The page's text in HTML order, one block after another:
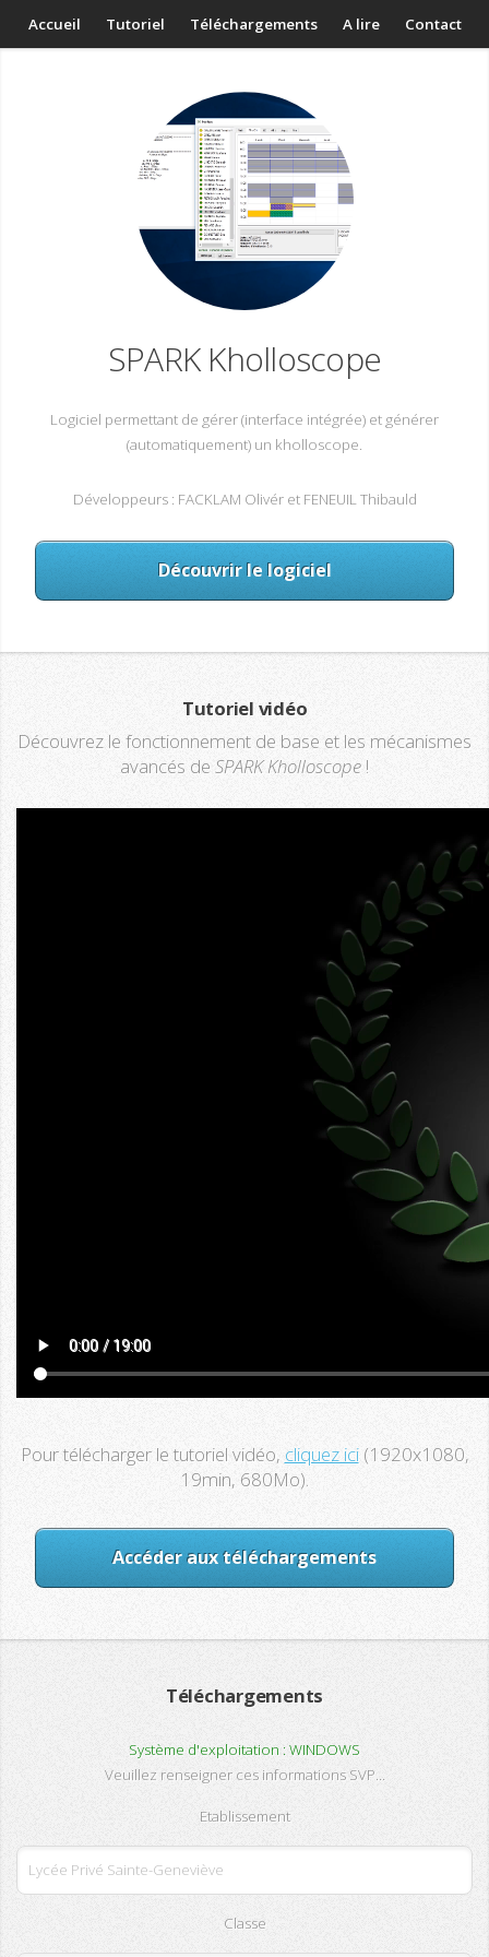
Accueil Tutoriel Téléchargements A lire Contact
SPARK Kholloscope
Logiciel permettant de gérer (interface intégrée) et générer
(automatiquement) un kholloscope.
Développeurs : FACKLAM Olivér et FENEUIL Thibauld
Découvrir le logiciel
Tutoriel vidéo
Découvrez le fonctionnement de base et les mécanismes
avancés de SPARK Kholloscope !
Pour télécharger le tutoriel vidéo, cliquez ici(1920x1080,
19min, 680Mo).
Accéder aux téléchargements
Téléchargements
Système d'exploitation : WINDOWS
Veuillez renseigner ces informations SVP...
Etablissement
Classe